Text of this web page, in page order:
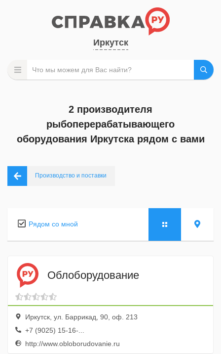
Иркутск
2 производителя
рыбоперерабатывающего
оборудования Иркутска рядом с вами
Производство и поставки
Рядом со мной
Облоборудование
Иркутск, ул. Баррикад, 90, оф. 213
+7 (9025) 15-16-...
http://www.obloborudovanie.ru